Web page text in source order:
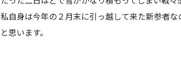
私自身は今年の２月末に引っ越して来た新参者
と思います。